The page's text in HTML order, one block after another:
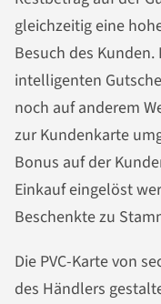
gleichzeitig eine
Besuch des
intelligenten
noch auf anderem
zur Kundenkarte
Bonus auf der
Einkauf eingelöst
Beschenkte zu
Die PVC-Karte von
des Händlers